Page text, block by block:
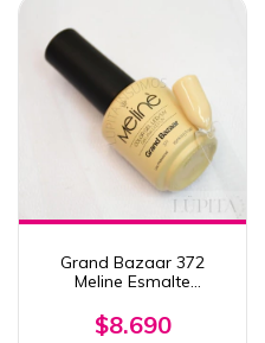
Grand Bazaar 372
Meline Esmalte
Uv/Led
$8.690